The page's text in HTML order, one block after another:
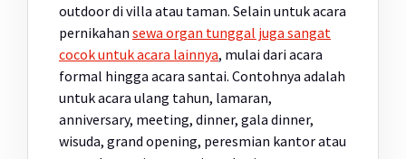
outdoor di villa atau taman. Selain untuk acara
pernikahan sewa organ tunggal juga sangat
cocok untuk acara lainnya, mulai dari acara
formal hingga acara santai. Contohnya adalah
untuk acara ulang tahun, lamaran,
anniversary, meeting, dinner, gala dinner,
wisuda, grand opening, peresmian kantor atau